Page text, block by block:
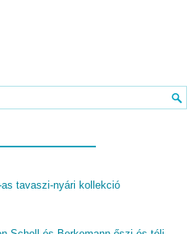
tavaszi-nyári kollekció